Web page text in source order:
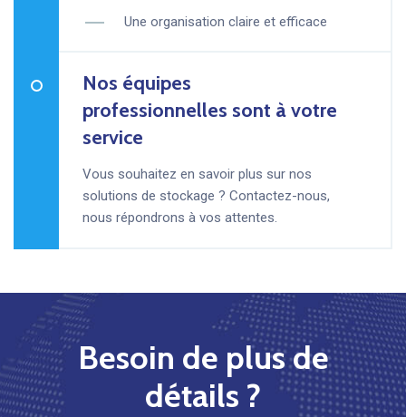
Une organisation claire et efficace
Nos équipes
professionnelles sont à votre
service
Vous souhaitez en savoir plus sur nos
solutions de stockage ? Contactez-nous,
nous répondrons à vos attentes.
Besoin de plus de
détails ?